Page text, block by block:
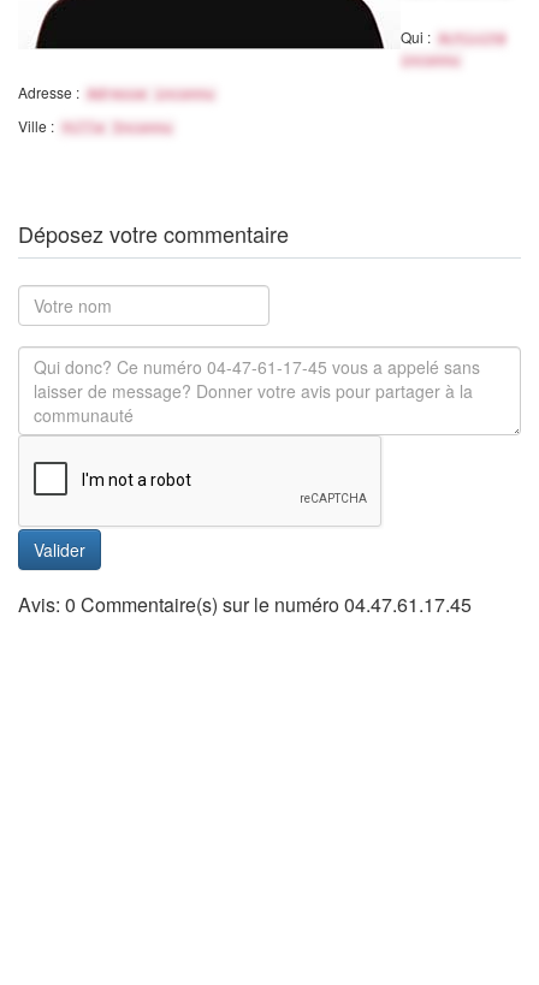
Qui :
Activité
inconnu
Adresse : Adresse inconnu
Ville : Ville Inconnu
Déposez votre commentaire
Valider
Avis: 0 Commentaire(s) sur le numéro 04.47.61.17.45